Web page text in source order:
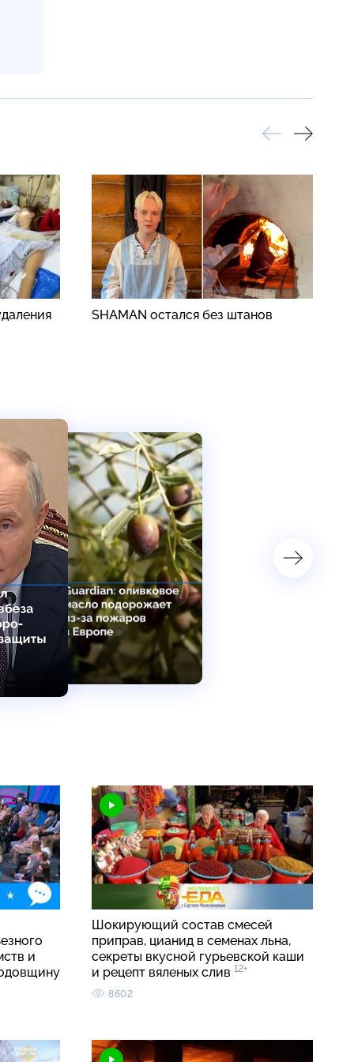
SHAMAN остался без штанов
и
Шокирующий состав смесей
приправ, цианид в семенах льна,
секреты вкусной гурьевской каши
и рецепт вяленых слив 12+
8602